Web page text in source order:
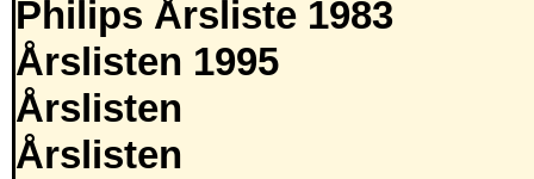
Philips Årsliste 1983
Årslisten 1995
Årslisten
Årslisten